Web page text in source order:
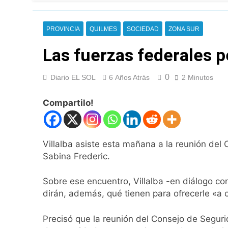
El temporal se
8 Horas Atrás
Kicillof marchó
9 Horas Atrás
Renunció el
10 Horas Atrás
La Libertad
11 Horas Atrás
11 Horas Atrás
La Línea 148
La Municipalidad
12 Horas Atrás
PROVINCIA QUILMES SOCIEDAD ZONA SUR
Las fuerzas federales
Diario EL SOL 6 Años Atrás 0 2 Minutos
Compartilo!
Villalba asiste esta mañana a la reunión del
Sabina Frederic.
Sobre ese encuentro, Villalba -en diálogo
dirán, además, qué tienen para ofrecerle «a
Precisó que la reunión del Consejo de